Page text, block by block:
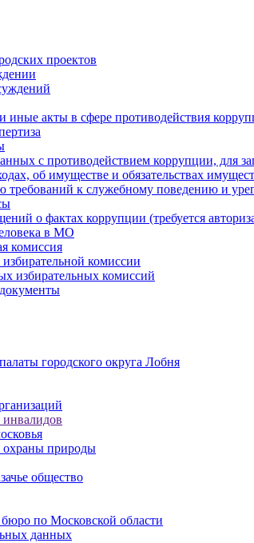
проектов
акты в сфере противодействия
с противодействием коррупции, для
об имуществе и обязательствах
к служебному поведению и
о фактах коррупции (требуется
в МО
комиссия
комиссии
избирательных комиссий
городского округа Лобня
инвалидов
охраны природы
общество
по Московской области
данных